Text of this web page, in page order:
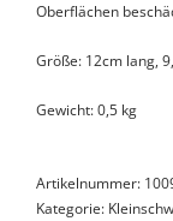
Oberflächen
Größe: 12cm lang,
Gewicht: 0,5 kg
Artikelnummer:
Kategorie: